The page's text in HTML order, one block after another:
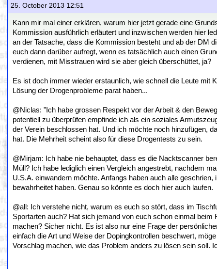
25. October 2013 12:51
Kann mir mal einer erklären, warum hier jetzt gerade eine
Kommission ausführlich erläutert und inzwischen werden hier
an der Tatsache, dass die Kommission besteht und ab der DM
euch dann darüber aufregt, wenn es tatsächlich auch einen
verdienen, mit Misstrauen wird sie aber gleich überschüttet, ja?
Es ist doch immer wieder erstaunlich, wie schnell die Leute mit
Lösung der Drogenprobleme parat haben...
@Niclas: "Ich habe grossen Respekt vor der Arbeit & den
potentiell zu überprüfen empfinde ich als ein soziales
der Verein beschlossen hat. Und ich möchte noch hinzufügen,
hat. Die Mehrheit scheint also für diese Drogentests zu sein.
@Mirjam: Ich habe nie behauptet, dass es die Nacktscanner
Müll? Ich habe lediglich einen Vergleich angestrebt, nachdem
U.S.A. einwandern möchte. Anfangs haben auch alle
bewahrheitet haben. Genau so könnte es doch hier auch laufen.
@all: Ich verstehe nicht, warum es euch so stört, dass im
Sportarten auch? Hat sich jemand von euch schon einmal
machen? Sicher nicht. Es ist also nur eine Frage der
einfach die Art und Weise der Dopingkontrollen beschwert,
Vorschlag machen, wie das Problem anders zu lösen sein soll.